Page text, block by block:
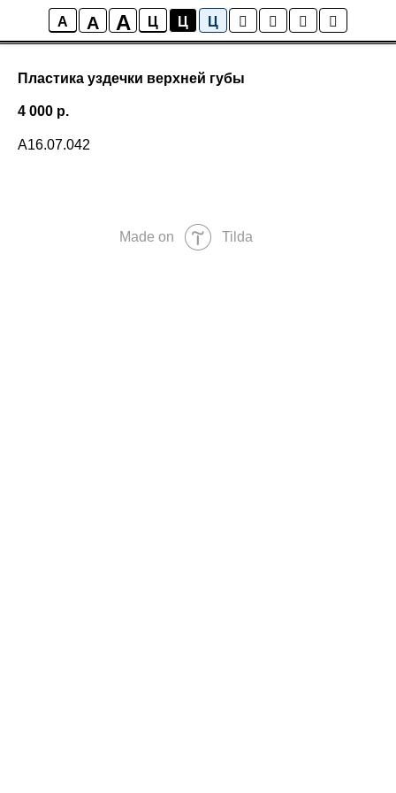
A A A Ц Ц Ц
Пластика уздечки верхней губы
4 000 р.
А16.07.042
Made on Tilda